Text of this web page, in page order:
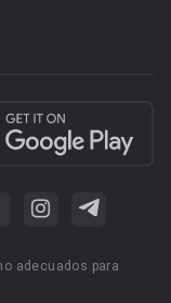
adecuados para